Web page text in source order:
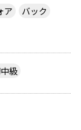
ア
バック
級